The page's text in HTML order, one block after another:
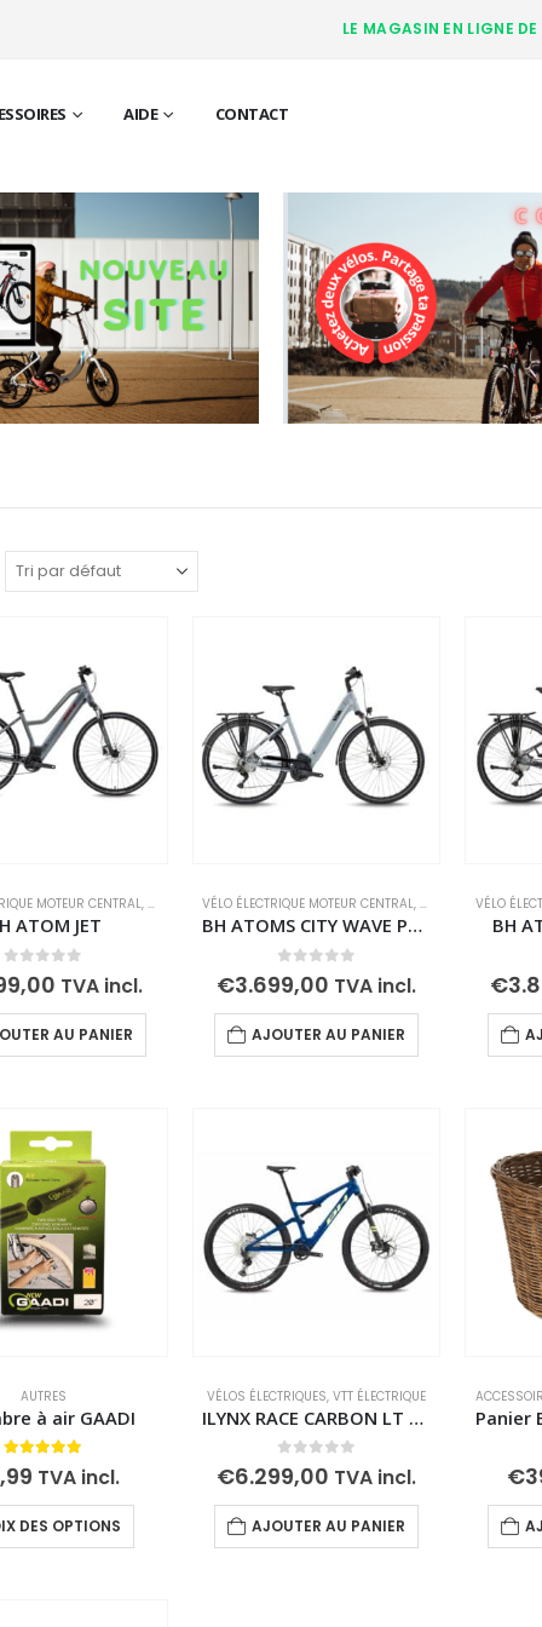
LE MAGASIN EN LIGNE DE
AIDE CONTACT
MOTEUR CENTRAL, VÉLOS ÉLECTRIQUES,VÉLOS ÉLECTRIQUES DE RANDONNÉE,VTC
ATOM JET
0 out of 5TVA incl.
AU PANIER
VÉLO ÉLECTRIQUE MOTEUR CENTRAL,VÉLOS ÉLECTRIQUES
BH ATOMS CITY WAVE PRO
0out of 5
€3.699,00 TVA incl.
AJOUTER AU PANIER
VÉLO
BH
€
AUTRES
à air GAADI
5.00 out of 5
TVA incl.
DES OPTIONS
produit
VÉLOS ÉLECTRIQUES,VTT ÉLECTRIQUE
ILYNX RACE CARBON LT 7.6
0out of 5
€6.299,00 TVA incl.
AJOUTER AU PANIER
€